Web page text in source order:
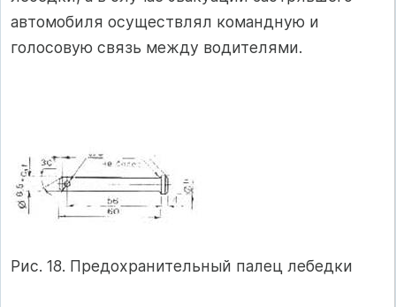
автомобиля осуществлял командную и
голосовую связь между водителями.
Рис. 18. Предохранительный палец лебедки